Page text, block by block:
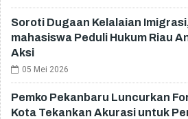
Soroti Dugaan Kelalaian
mahasiswa Peduli Hukum Riau
Aksi
05 Mei 2026
Pemko Pekanbaru Luncurkan
Kota Tekankan Akurasi untuk